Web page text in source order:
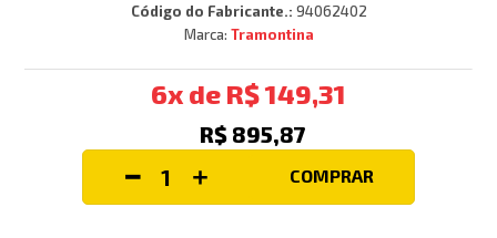
Código do Fabricante.: 94062402
Tramontina
6 R$149,31
R$ 895,87
COMPRAR